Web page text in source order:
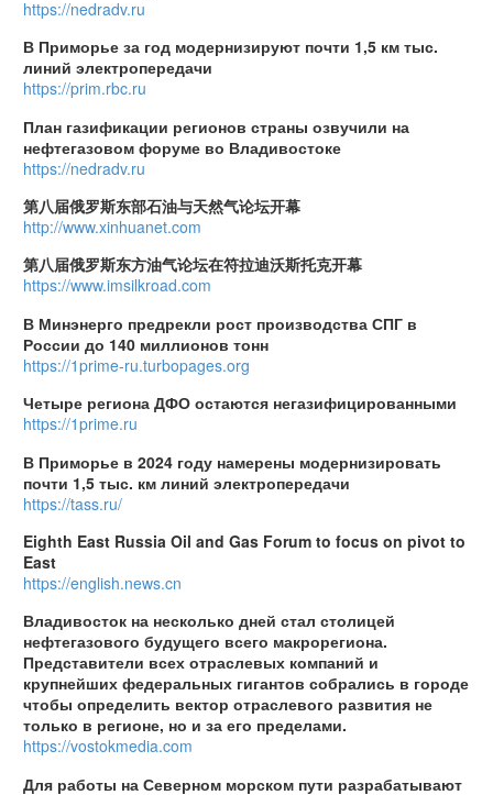
https://nedradv.ru
В Приморье за год модернизируют почти 1,5 км тыс.
линий электропередачи
https://prim.rbc.ru
План газификации регионов страны озвучили на
нефтегазовом форуме во Владивостоке
https://nedradv.ru
第八届俄罗斯东部石油与天然气论坛开幕
http://www.xinhuanet.com
第八届俄罗斯东方油气论坛在符拉迪沃斯托克开幕
https://www.imsilkroad.com
В Минэнерго предрекли рост производства СПГ в
России до 140 миллионов тонн
https://1prime-ru.turbopages.org
Четыре региона ДФО остаются негазифицированными
https://1prime.ru
В Приморье в 2024 году намерены модернизировать
почти 1,5 тыс. км линий электропередачи
https://tass.ru/
Eighth East Russia Oil and Gas Forum to focus on pivot to
East
https://english.news.cn
Владивосток на несколько дней стал столицей
нефтегазового будущего всего макрорегиона.
Представители всех отраслевых компаний и
крупнейших федеральных гигантов собрались в городе
чтобы определить вектор отраслевого развития не
только в регионе, но и за его пределами.
https://vostokmedia.com
Для работы на Северном морском пути разрабатывают